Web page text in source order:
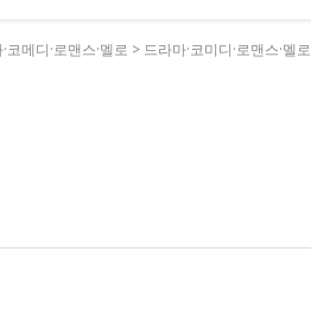
코메디·로맨스·멜로 > 드라마·코미디·로맨스·멜로